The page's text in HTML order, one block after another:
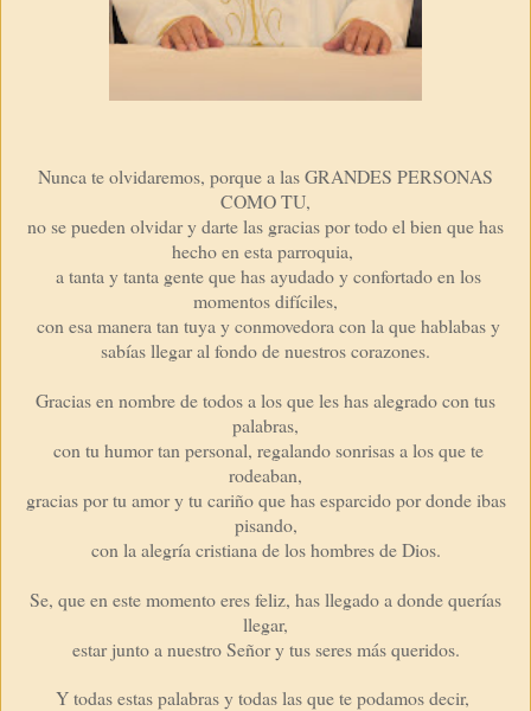
Nunca te olvidaremos, porque a las GRANDES PERSONAS
COMO TU,
no se pueden olvidar y darte las gracias por todo el bien que has
hecho en esta parroquia,
a tanta y tanta gente que has ayudado y confortado en los
momentos difíciles,
con esa manera tan tuya y conmovedora con la que hablabas y
sabías llegar al fondo de nuestros corazones.
Gracias en nombre de todos a los que les has alegrado con tus
palabras,
con tu humor tan personal, regalando sonrisas a los que te
rodeaban,
gracias por tu amor y tu cariño que has esparcido por donde ibas
pisando,
con la alegría cristiana de los hombres de Dios.
Se, que en este momento eres feliz, has llegado a donde querías
llegar,
estar junto a nuestro Señor y tus seres más queridos.
Y todas estas palabras y todas las que te podamos decir,